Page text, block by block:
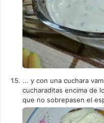
... y con una cuchara
cucharaditas encima de
que no sobrepasen el